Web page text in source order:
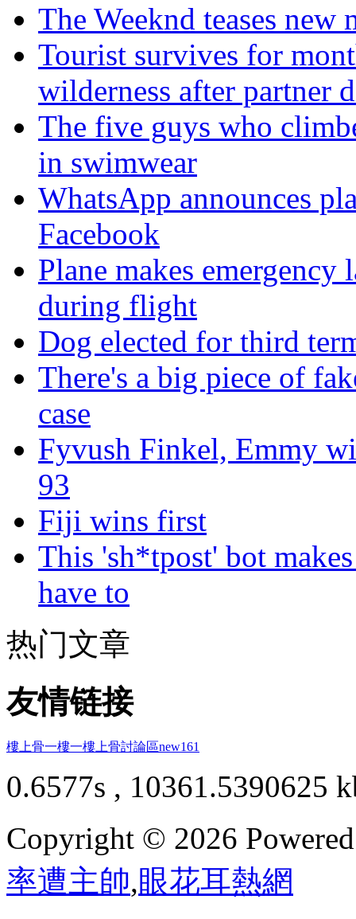
The Weeknd teases
Tourist survives for
wilderness after partner
The five guys who
in swimwear
WhatsApp announces
Facebook
Plane makes
during flight
Dog elected for third
There's a big piece of
case
Fyvush Finkel, Emmy
93
Fiji wins first
This 'sh*tpost' bot
have to
热门文章
友情链接
樓上骨一樓一樓上骨討論區new161
0.6577s , 10361.5390625
Copyright © 2026
率遭主帥,眼花耳熱網